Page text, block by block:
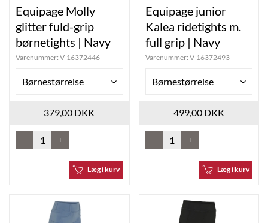
Equipage Molly
glitter fuld-grip
børnetights | Navy
Varenummer: V-16372446
Børnestørrelse
379,00 DKK
- +
Læg i kurv
Equipage junior
Kalea ridetights m.
full grip | Navy
Varenummer: V-16372493
Børnestørrelse
499,00 DKK
- +
Læg i kurv